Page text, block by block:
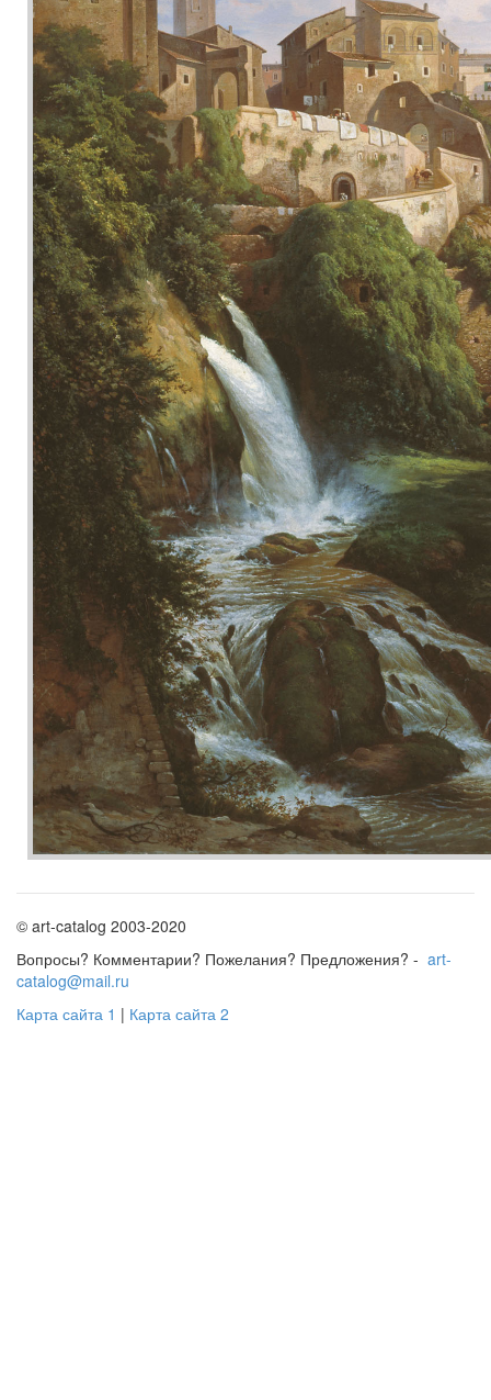
© art-catalog 2003-2020
Вопросы? Комментарии? Пожелания? Предложения? - art-
catalog@mail.ru
Карта сайта 1 | Карта сайта 2